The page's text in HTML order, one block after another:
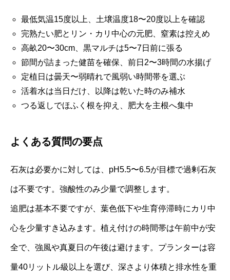
最低気温15度以上、土壌温度18〜20度以上を確認
完熟たい肥とリン・カリ中心の元肥、窒素は控えめ
高畝20〜30cm、黒マルチは5〜7日前に張る
節間が詰まった健苗を確保、前日2〜3時間の水揚げ
定植日は曇天〜弱晴れで風弱い時間帯を選ぶ
活着水は当日だけ、以降は乾いた時のみ補水
つる返しでほふく根を抑え、肥大を主根へ集中
よくある質問の要点
石灰は必要かに対しては、pH5.5〜6.5が目標で過剰石灰
は不要です。強酸性のみ少量で調整します。
追肥は基本不要ですが、葉色低下や生育停滞時にカリ中
心を少量すき込みます。植え付けの時間帯は午前中が安
全で、強風や真夏日の午後は避けます。プランターは容
量40リットル級以上を選び、深さより体積と排水性を重